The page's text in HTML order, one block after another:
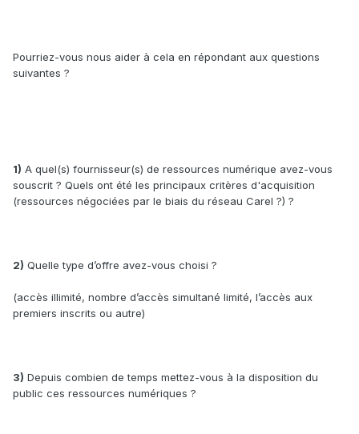
Pourriez-vous nous aider à cela en répondant aux questions
suivantes ?
1) A quel(s) fournisseur(s) de ressources numérique avez-vous
souscrit ? Quels ont été les principaux critères d'acquisition
(ressources négociées par le biais du réseau Carel ?) ?
2) Quelle type d’offre avez-vous choisi ?
(accès illimité, nombre d’accès simultané limité, l’accès aux
premiers inscrits ou autre)
3) Depuis combien de temps mettez-vous à la disposition du
public ces ressources numériques ?